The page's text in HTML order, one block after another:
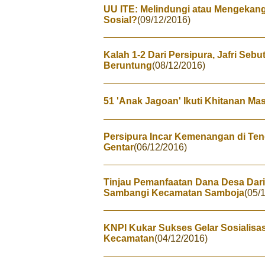
UU ITE: Melindungi atau
Sosial?(09/12/2016)
Kalah 1-2 Dari Persipura, Jafri
Beruntung(08/12/2016)
51 'Anak Jagoan' Ikuti Khitanan
Persipura Incar Kemenangan di
Gentar(06/12/2016)
Tinjau Pemanfaatan Dana Desa
Sambangi Kecamatan Samboja(05/
KNPI Kukar Sukses Gelar
Kecamatan(04/12/2016)